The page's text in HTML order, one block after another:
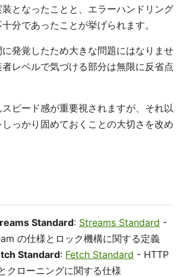
となったことと、エラーハンドリング
分であったことが挙げられます。
発覚したため大きな問題にはなりませ
レベルで気づける部分は無限に反省点
ピード感が重要視されますが、それ以
っかり固めておくことの大切さを改め
Standard: Streams Standard -
の仕様とロック機構に関する定義
Standard: Fetch Standard - HTTP
クローニングに関する仕様